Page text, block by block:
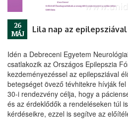
26
MÁJ
Lila nap az
Idén a Debreceni Egyetem
csatlakozik az Országos Epilepszia
kezdeményezéssel az epilepsziával
betegséget övező tévhitekre hívják
30-i rendezvény célja, hogy a
és az érdeklődők a rendeléseken túl
kérdéseikre, ezzel is segítve az